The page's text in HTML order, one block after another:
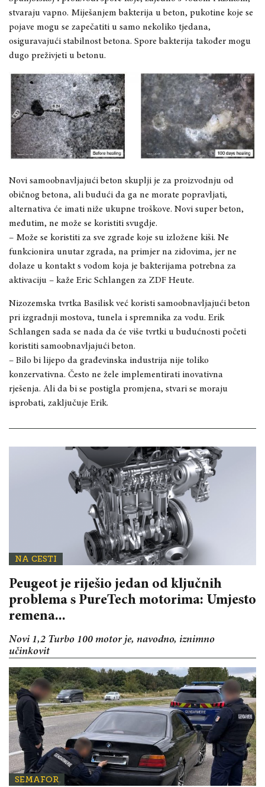
stvaraju vapno. Miješanjem bakterija u beton, pukotine koje se
pojave mogu se zapečatiti u samo nekoliko tjedana,
osiguravajući stabilnost betona. Spore bakterija također mogu
dugo preživjeti u betonu.
Novi samoobnavljajući beton skuplji je za proizvodnju od
običnog betona, ali budući da ga ne morate popravljati,
alternativa će imati niže ukupne troškove. Novi super beton,
međutim, ne može se koristiti svugdje.
– Može se koristiti za sve zgrade koje su izložene kiši. Ne
funkcionira unutar zgrada, na primjer na zidovima, jer ne
dolaze u kontakt s vodom koja je bakterijama potrebna za
aktivaciju – kaže Eric Schlangen za ZDF Heute.
Nizozemska tvrtka Basilisk već koristi samoobnavljajući beton
pri izgradnji mostova, tunela i spremnika za vodu. Erik
Schlangen sada se nada da će više tvrtki u budućnosti početi
koristiti samoobnavljajući beton.
– Bilo bi lijepo da građevinska industrija nije toliko
konzervativna. Često ne žele implementirati inovativna
rješenja. Ali da bi se postigla promjena, stvari se moraju
isprobati, zaključuje Erik.
NA CESTI
Peugeot je riješio jedan od ključnih
problema s PureTech motorima: Umjesto
remena...
Novi 1,2 Turbo 100 motor je, navodno, iznimno
učinkovit
SEMAFOR